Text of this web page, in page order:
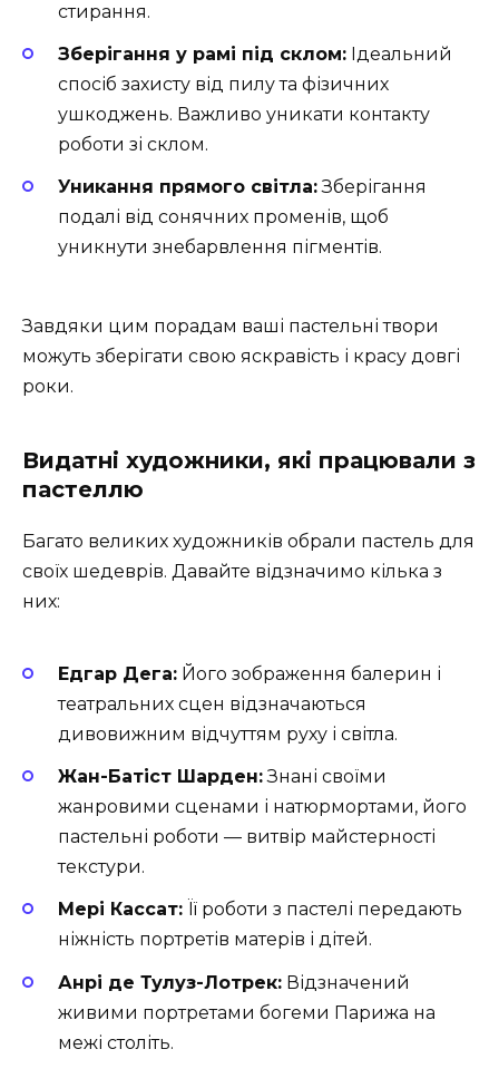
стирання.
Зберігання у рамі під склом: Ідеальний
спосіб захисту від пилу та фізичних
ушкоджень. Важливо уникати контакту
роботи зі склом.
Уникання прямого світла:Зберігання
подалі від сонячних променів, щоб
уникнути знебарвлення пігментів.
Завдяки цим порадам ваші пастельні твори
можуть зберігати свою яскравість і красу довгі
роки.
Видатні художники, які працювали з
пастеллю
Багато великих художників обрали пастель для
своїх шедеврів. Давайте відзначимо кілька з
них:
Едгар Дега: Його зображення балерин і
театральних сцен відзначаються
дивовижним відчуттям руху і світла.
Жан-Батіст Шарден:Знані своїми
жанровими сценами і натюрмортами, його
пастельні роботи — витвір майстерності
текстури.
Мері Кассат: Її роботи з пастелі передають
ніжність портретів матерів і дітей.
Анрі де Тулуз-Лотрек: Відзначений
живими портретами богеми Парижа на
межі століть.